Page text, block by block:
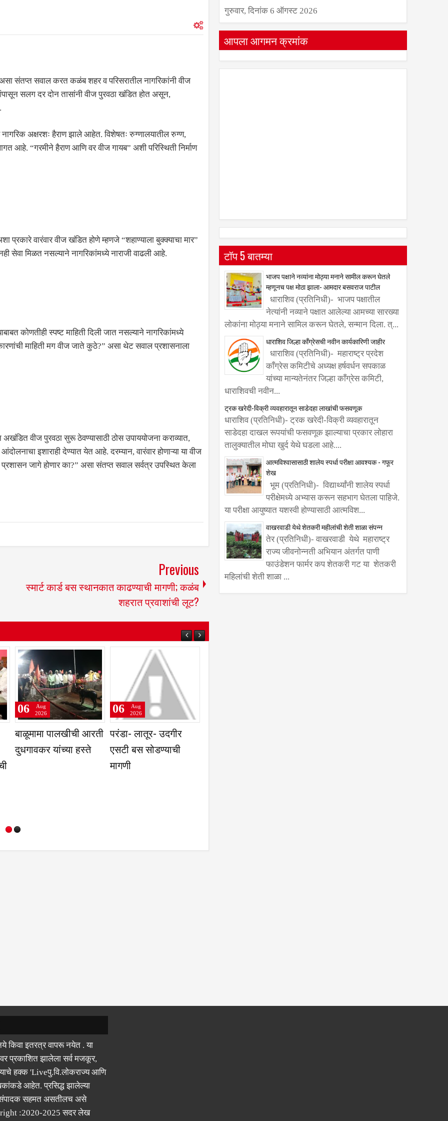
संतप्त सवाल करत कळंब शहर व परिसरातील नागरिकांनी वीज
सलग दर दोन तासांनी वीज पुरवठा खंडित होत असून,
अक्षरशः हैराण झाले आहेत. विशेषतः रुग्णालयातील रुग्ण,
आहे. “गरमीने हैराण आणि वर वीज गायब” अशी परिस्थिती निर्माण
वारंवार वीज खंडित होणे म्हणजे “शहाण्याला बुक्क्याचा मार”
सेवा मिळत नसल्याने नागरिकांमध्ये नाराजी वाढली आहे.
कोणतीही स्पष्ट माहिती दिली जात नसल्याने नागरिकांमध्ये
माहिती मग वीज जाते कुठे?” असा थेट सवाल प्रशासनाला
अखंडित वीज पुरवठा सुरू ठेवण्यासाठी ठोस उपाययोजना कराव्यात,
इशाराही देण्यात येत आहे. दरम्यान, वारंवार होणाऱ्या या वीज
जागे होणार का?” असा संतप्त सवाल सर्वत्र उपस्थित केला
Previous
स्मार्ट कार्ड बस स्थानकात काढण्याची मागणी; कळंब
शहरात प्रवाशांची लूट?
समिती,
व गहू या
भाव
प्रवेश परीक्षांतील
टक्केवारी आणि
पर्सेंटाइलचा फरक समजून
06
Aug
2026
नगरसेवकांनी घेतली
विकास कामासंदर्भात
06
गुरुवार, दिनांक 6 ऑगस्ट 2026
आपला आगमन क्रमांक
टॉप 5 बातम्या
भाजप पक्षाने नव्यांना मोठ्या मनाने सामील करून घेतले
म्हणूनच पक्ष मोठा झाला- आमदार बसवराज पाटील
धाराशिव (प्रतिनिधी)- भाजप पक्षातील
नेत्यांनी नव्याने पक्षात आलेल्या आमच्या सारख्या
लोकांना मोठ्या मनाने सामिल करून घेतले, सन्मान दिला. त्...
धाराशिव जिल्हा काँग्रेसची नवीन कार्यकारिणी जाहीर
धाराशिव (प्रतिनिधी)- महाराष्ट्र प्रदेश
काँग्रेस कमिटीचे अध्यक्ष हर्षवर्धन सपकाळ
यांच्या मान्यतेनंतर जिल्हा काँग्रेस कमिटी,
धाराशिवची नवीन...
ट्रक खरेदी-विक्री व्यवहारातून साडेदहा लाखांची फसवणूक
धाराशिव (प्रतिनिधी)- ट्रक खरेदी-विक्री व्यवहारातून
साडेदहा दाखल रूपयांची फसवणूक झाल्याचा प्रकार लोहारा
तालुक्यातील मोघा खुर्द येथे घडला आहे....
आत्मविश्वासासाठी शालेय स्पर्धा परीक्षा आवश्यक - गफूर
शेख
भूम (प्रतिनिधी)- विद्यार्थ्यांनी शालेय स्पर्धा
परीक्षेमध्ये अभ्यास करून सहभाग घेतला पाहिजे.
या परीक्षा आयुष्यात यशस्वी होण्यासाठी आत्मविश...
वाखरवाडी येथे शेतकरी महीलांची शेती शाळा संपन्न
तेर (प्रतिनिधी)- वाखरवाडी येथे महाराष्ट्र
राज्य जीवनोन्नती अभियान अंतर्गत पाणी
फाउंडेशन फार्मर कप शेतकरी गट या शेतकरी
महिलांची शेती शाळा ...
किवा इतरत्र वापरू नयेत . या
प्रकाशित झालेला सर्व मजकूर,
हक्क 'Liveपु.वि.लोकराज्य आणि
आहेत. प्रसिद्ध झालेल्या
सहमत असतीलच असे
:2020-2025 सदर लेख